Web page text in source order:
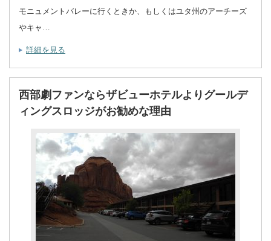
モニュメントバレーに行くときか、もしくはユタ州のアーチーズ
やキャ…
詳細を見る
西部劇ファンならザビューホテルよりグールデ
ィングスロッジがお勧めな理由